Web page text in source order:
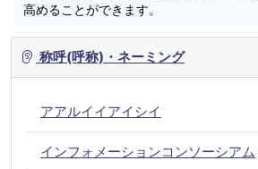
高めることができます。
称呼(呼称)・ネーミング
アアルイイアイシイ
インフォメーションコンソーシアム